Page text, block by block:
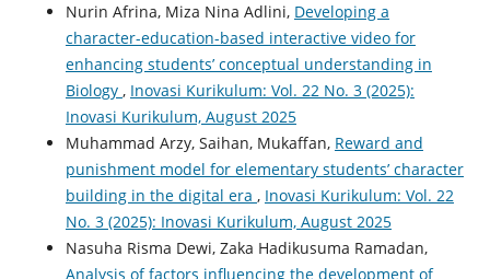
Nurin Afrina, Miza Nina Adlini, Developing a
character-education-based interactive video for
enhancing students’ conceptual understanding in
Biology , Inovasi Kurikulum: Vol. 22 No. 3 (2025):
Inovasi Kurikulum, August 2025
Muhammad Arzy, Saihan, Mukaffan, Reward and
punishment model for elementary students’ character
building in the digital era , Inovasi Kurikulum: Vol. 22
No. 3 (2025): Inovasi Kurikulum, August 2025
Nasuha Risma Dewi, Zaka Hadikusuma Ramadan,
Analysis of factors influencing the development of